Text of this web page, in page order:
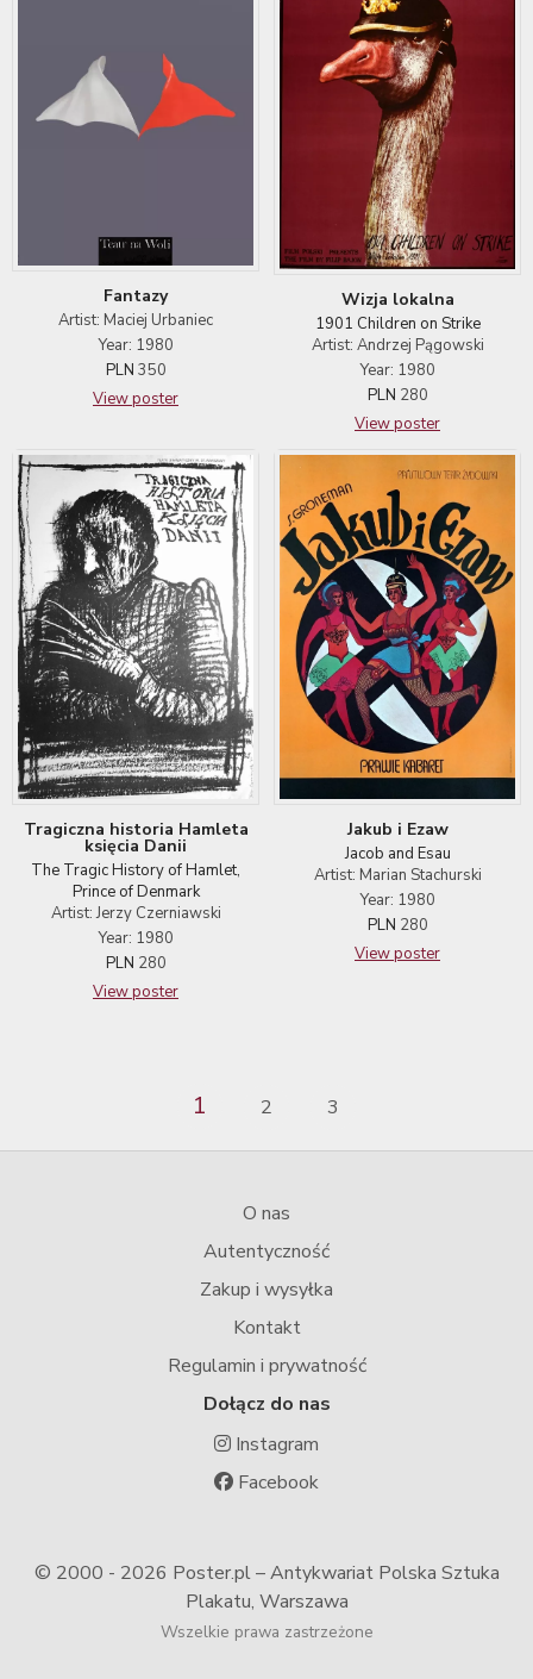
Fantazy
Artist: Maciej Urbaniec
Year: 1980
PLN 350
View poster
Wizja lokalna
1901 Children on Strike
Artist: Andrzej Pągowski
Year: 1980
PLN 280
View poster
Tragiczna historia Hamleta
księcia Danii
The Tragic History of Hamlet,
Prince of Denmark
Artist: Jerzy Czerniawski
Year: 1980
PLN 280
View poster
Jakub i Ezaw
Jacob and Esau
Artist: Marian Stachurski
Year: 1980
PLN 280
View poster
1 2 3
O nas
Autentyczność
Zakup i wysyłka
Kontakt
Regulamin i prywatność
Dołącz do nas
Instagram
Facebook
© 2000 - 2026 Poster.pl – Antykwariat Polska Sztuka
Plakatu, Warszawa
Wszelkie prawa zastrzeżone